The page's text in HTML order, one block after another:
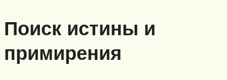
Поиск истины и
примирения